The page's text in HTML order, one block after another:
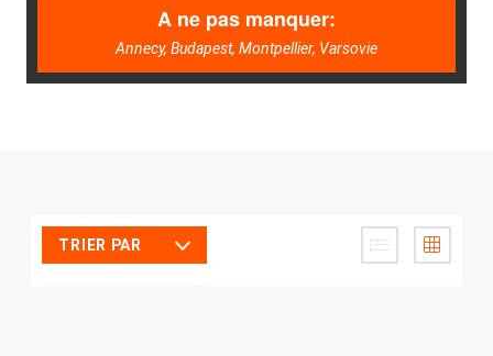
A ne pas manquer:
Annecy, Budapest, Montpellier, Varsovie
TRIER PAR